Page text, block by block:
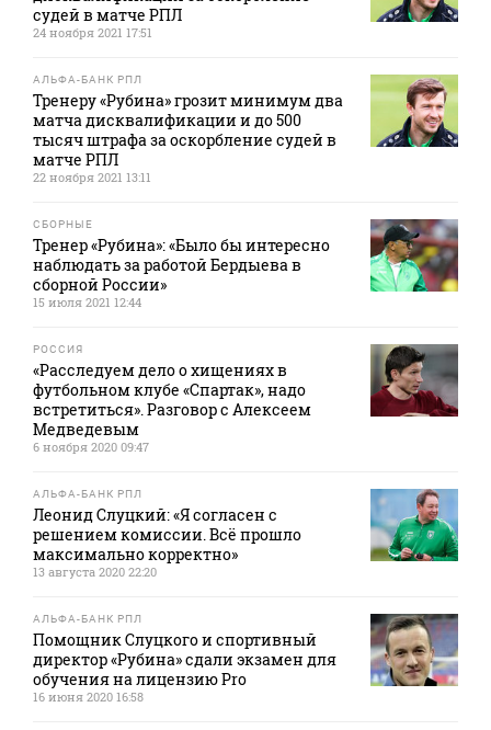
судей в матче РПЛ
24 ноября 2021 17:51
АЛЬФА-БАНК РПЛ
Тренеру «Рубина» грозит минимум два
матча дисквалификации и до 500
тысяч штрафа за оскорбление судей в
матче РПЛ
22 ноября 2021 13:11
СБОРНЫЕ
Тренер «Рубина»: «Было бы интересно
наблюдать за работой Бердыева в
сборной России»
15 июля 2021 12:44
РОССИЯ
«Расследуем дело о хищениях в
футбольном клубе «Спартак», надо
встретиться». Разговор с Алексеем
Медведевым
6 ноября 2020 09:47
АЛЬФА-БАНК РПЛ
Леонид Слуцкий: «Я согласен с
решением комиссии. Всё прошло
максимально корректно»
13 августа 2020 22:20
АЛЬФА-БАНК РПЛ
Помощник Слуцкого и спортивный
директор «Рубина» сдали экзамен для
обучения на лицензию Pro
16 июня 2020 16:58